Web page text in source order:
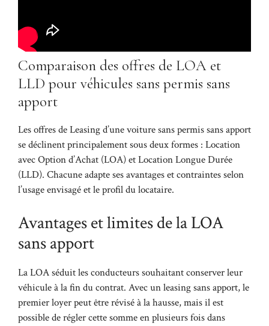
Comparaison des offres de LOA et
LLD pour véhicules sans permis sans
apport
Les offres de Leasing d’une voiture sans permis sans apport
se déclinent principalement sous deux formes : Location
avec Option d’Achat (LOA) et Location Longue Durée
(LLD). Chacune adapte ses avantages et contraintes selon
l’usage envisagé et le profil du locataire.
Avantages et limites de la LOA
sans apport
La LOA séduit les conducteurs souhaitant conserver leur
véhicule à la fin du contrat. Avec un leasing sans apport, le
premier loyer peut être révisé à la hausse, mais il est
possible de régler cette somme en plusieurs fois dans